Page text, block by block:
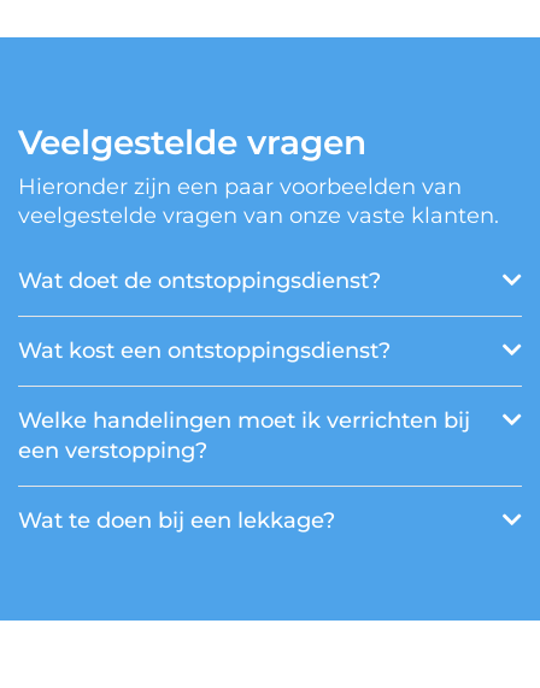
Veelgestelde vragen
Hieronder zijn een paar voorbeelden van
veelgestelde vragen van onze vaste klanten.
Wat doet de ontstoppingsdienst?
Wat kost een ontstoppingsdienst?
Welke handelingen moet ik verrichten bij
een verstopping?
Wat te doen bij een lekkage?